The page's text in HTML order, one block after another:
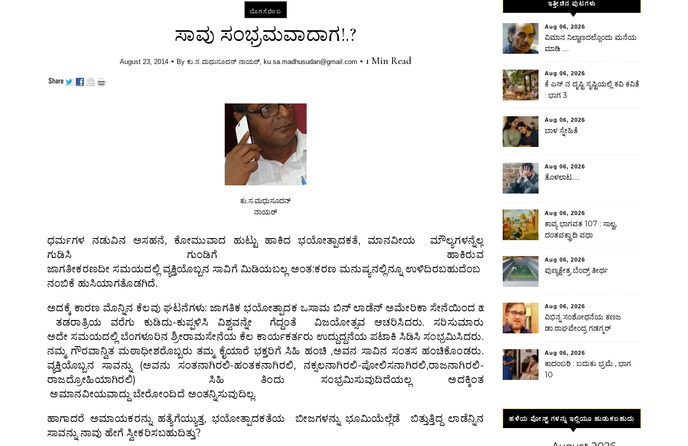
ಬೊಗಸೆಬಿಂಬ
ಸಾವು ಸಂಭ್ರಮವಾದಾಗ!.?
August 23, 2014 • By ಕು.ಸ.ಮಧುಸೂದನ್ ನಾಯರ್, ku.sa.madhusudan@gmail.com • 1 Min Read
ಕು.ಸ.ಮಧುಸೂದನ್
ನಾಯರ್
ಧರ್ಮಗಳ ನಡುವಿನ ಅಸಹನೆ, ಕೋಮುವಾದ ಹುಟ್ಟು ಹಾಕಿದ ಭಯೋತ್ಪಾದಕತೆ, ಮಾನವೀಯ ಮೌಲ್ಯಗಳನ್ನೆಲ್ಲ
ಗುಡಿಸಿ ಗುಂಡಿಗೆ ಹಾಕಿರುವ
ಜಾಗತೀಕರಣದೀ ಸಮಯದಲ್ಲಿ ವ್ಯಕ್ತಿಯೊಬ್ಬನ ಸಾವಿಗೆ ಮಿಡಿಯಬಲ್ಲ ಅಂತ:ಕರಣ ಮನುಷ್ಯನಲ್ಲಿನ್ನೂ ಉಳಿದಿರಬಹುದೆಂಬ ನನ್ನ
ನಂಬಿಕೆ ಹುಸಿಯಾಗತೊಡಗಿದೆ.
ಅದಕ್ಕೆ ಕಾರಣ ಮೊನ್ನಿನ ಕೆಲವು ಘಟನೆಗಳು: ಜಾಗತಿಕ ಭಯೋತ್ಪಾದಕ ಒಸಾಮ ಬಿನ್ ಲಾಡೆನ್ ಅಮೇರಿಕಾ ಸೇನೆಯಿಂದ ಹತನಾದ ನಂತರ ಆದೇಶದ ಜನತೆ
ತಡರಾತ್ರಿಯ ವರೆಗು ಕುಡಿದು-ಕುಪ್ಪಳಿಸಿ ವಿಶ್ವವನ್ನೇ ಗೆದ್ದಂತೆ ವಿಜಯೋತ್ಸವ ಆಚರಿಸಿದರು. ಸರಿಸುಮಾರು
ಅದೇ ಸಮಯದಲ್ಲಿ ಬೆಂಗಳೂರಿನ ಶ್ರೀರಾಮಸೇನೆಯ ಕೆಲ ಕಾರ್ಯಕರ್ತರು ಉದ್ದುದ್ದನೆಯ ಪಟಾಕಿ ಸಿಡಿಸಿ ಸಂಭ್ರಮಿಸಿದರು.
ನಮ್ಮ ಗೌರವಾನ್ವಿತ ಮಠಾಧೀಶರೊಬ್ಬರು ತಮ್ಮ ಕೈಯಾರೆ ಭಕ್ತರಿಗೆ ಸಿಹಿ ಹಂಚಿ ,ಅವನ ಸಾವಿನ ಸಂತಸ ಹಂಚಿಕೊಂಡರು.
ವ್ಯಕ್ತಿಯೊಬ್ಬನ ಸಾವನ್ನು (ಅವನು ಸಂತನಾಗಿರಲಿ-ಹಂತಕನಾಗಿರಲಿ, ನಕ್ಸಲನಾಗಿರಲಿ-ಪೋಲಿಸನಾಗಿರಲಿ,ರಾಜನಾಗಿರಲಿ-
ರಾಜದ್ರೋಹಿಯಾಗಿರಲಿ) ಸಿಹಿ ತಿಂದು ಸಂಭ್ರಮಿಸುವುದಿದೆಯಲ್ಲ ಅದಕ್ಕಿಂತ
ಅಮಾನವೀಯವಾದ್ದು ಬೇರೋಂದಿದೆ ಅಂತನ್ನಿಸುವುದಿಲ್ಲ.
ಹಾಗಾದರೆ ಅಮಾಯಕರನ್ನು ಹತ್ಯೆಗೆಯ್ಯುತ್ತ, ಭಯೋತ್ಪಾದಕತೆಯ ಬೀಜಗಳನ್ನು ಭೂಮಿಯೆಲ್ಲೆಡೆ ಬಿತ್ತುತ್ತಿದ್ದ ಲಾಡೆನ್ನಿನ
ಸಾವನ್ನು ನಾವು ಹೇಗೆ ಸ್ವೀಕರಿಸಬಹುದಿತ್ತು?
ಇತ್ತೀಚಿನ ಪುಟಗಳು
Aug 06, 2026
ವಿಮಾನ ನಿಲ್ದಾಣದಲ್ಲೊಂದು ಮನೆಯ
ಮಾಡಿ ….
Aug 06, 2026
ಕೆ ಎಸ್ ನ ದೃಷ್ಟಿ ಸೃಷ್ಟಿಯಲ್ಲಿ ಕವಿ ಕವಿತೆ
: ಭಾಗ 3
Aug 06, 2026
ಬಾಳ ಸ್ನೇಹಿತೆ
Aug 06, 2026
ತೊಳಲಾಟ…..
Aug 06, 2026
ಕಾವ್ಯ ಭಾಗವತ 107 : ಸಾಲ್ವ,
ದಂತವಕ್ತ್ರಾದಿ ವಧಾ
Aug 06, 2026
ಪುಣ್ಯಕ್ಷೇತ್ರ ಬೆಂದ್ರ್ ತೀರ್ಥ
Aug 06, 2026
ವಿಭಿನ್ನ ಸಂಶೋಧನೆಯ ಕಣಜ
ಡಾ.ರಾಘವೇಂದ್ರ ಗಡಗ್ಕರ್
Aug 06, 2026
ಕಾದಂಬರಿ : ಬದುಕು ಭ್ರಮೆ , ಭಾಗ
10
ಹಳೆಯ ಪೋಸ್ಟ್ ಗಳನ್ನು ಇಲ್ಲಿಯೂ ಹುಡುಕಬಹುದು